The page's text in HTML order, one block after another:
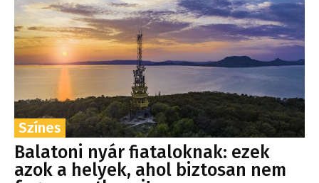
Színes
Balatoni nyár fiataloknak: ezek
azok a helyek, ahol biztosan nem